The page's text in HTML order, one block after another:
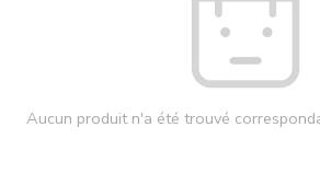
Aucun produit n'a été trouvé